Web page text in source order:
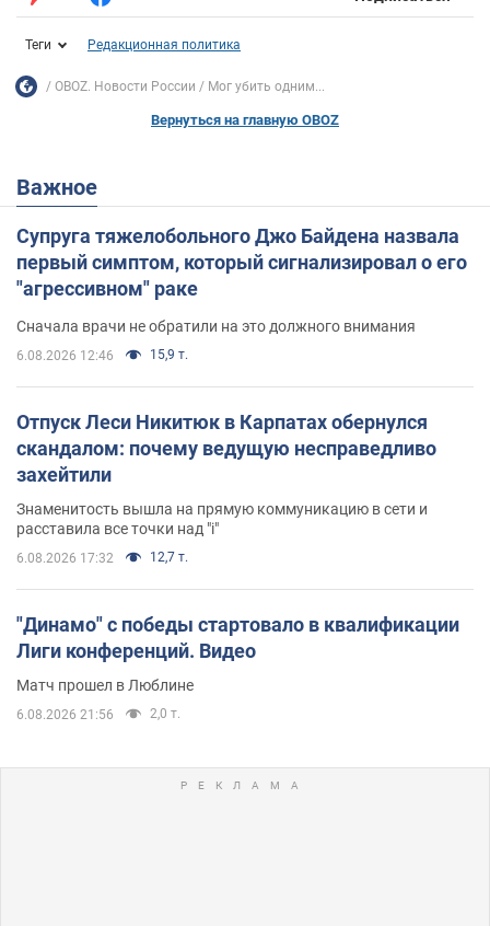
Теги Редакционная политика
OBOZ. Новости России Мог убить одним...
Вернуться на главную OBOZ
Важное
Супруга тяжелобольного Джо Байдена назвала
первый симптом, который сигнализировал о его
"агрессивном" раке
Сначала врачи не обратили на это должного внимания
6.08.2026 12:46 15,9 т.
Отпуск Леси Никитюк в Карпатах обернулся
скандалом: почему ведущую несправедливо
захейтили
Знаменитость вышла на прямую коммуникацию в сети и
расставила все точки над "i"
6.08.2026 17:32 12,7 т.
"Динамо" с победы стартовало в квалификации
Лиги конференций. Видео
Матч прошел в Люблине
6.08.2026 21:56 2,0 т.